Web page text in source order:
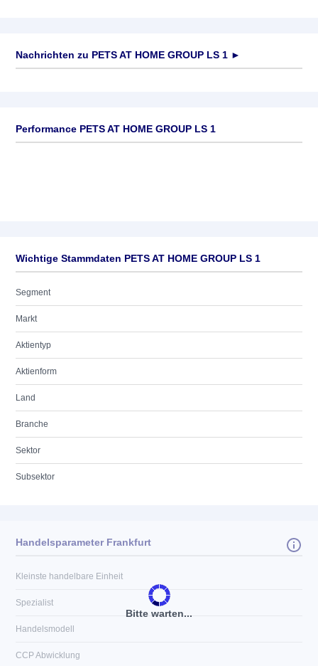
Nachrichten zu PETS AT HOME GROUP LS 1 ►
Performance PETS AT HOME GROUP LS 1
Wichtige Stammdaten PETS AT HOME GROUP LS 1
Segment
Markt
Aktientyp
Aktienform
Land
Branche
Sektor
Subsektor
Bitte warten...
Handelsparameter Frankfurt
Kleinste handelbare Einheit
Spezialist
Handelsmodell
CCP Abwicklung